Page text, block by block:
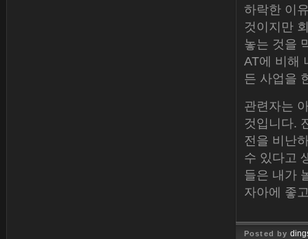
하락한 이
것이지만
놓는 것을
AT에 비해
든 사업을
관련자는
것입니다.
전을 비난
수 있다고
들은 내가
자아에 좋
Posted by